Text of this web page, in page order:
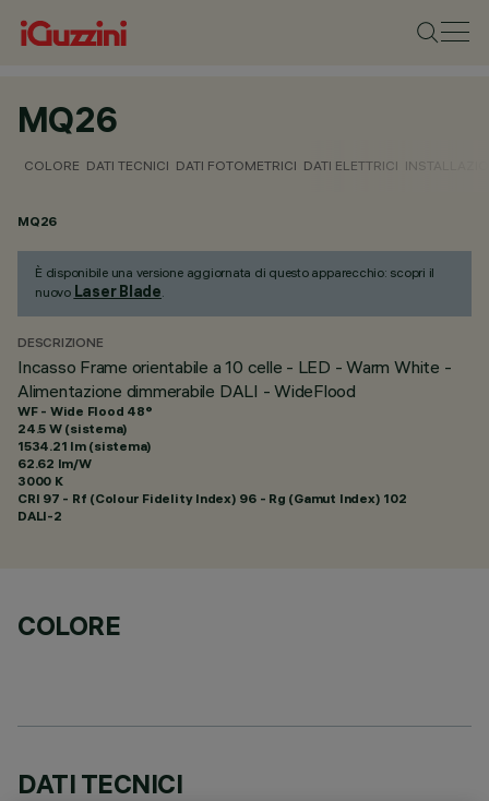
MQ26
COLORE DATI TECNICI DATI FOTOMETRICI DATI ELETTRICI
MQ26
È disponibile una versione aggiornata di questo apparecchio: scopri il
nuovo Laser Blade.
DESCRIZIONE
Incasso Frame orientabile a 10 celle - LED - Warm White -
Alimentazione dimmerabile DALI - WideFlood
WF - Wide Flood 48°
24.5 W (sistema)
1534.21 lm (sistema)
62.62 lm/W
3000 K
CRI 97 - Rf (Colour Fidelity Index) 96 - Rg (Gamut Index) 102
DALI-2
COLORE
DATI TECNICI